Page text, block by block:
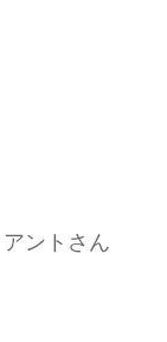
ントさん